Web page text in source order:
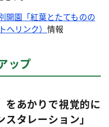
開園「紅葉とたてものの
へリンク）情報
ップ
をあかりで視覚的に
タレーション」